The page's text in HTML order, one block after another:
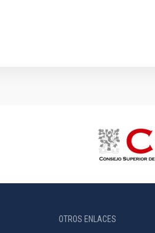
OTROS ENLACES